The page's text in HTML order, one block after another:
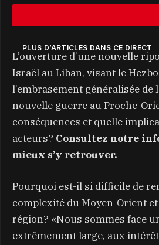
PLUS D’ARTICLES DANS CE DIRECT
L’ouverture d’une nouvelle
Israël au Liban, visant le
l’embrasement généralisée de
nouvelle guerre au Proche-
conséquences et quelle
acteurs? Consultez notre
mieux s’y retrouver.
Pourquoi est-il si difficile de
complexité du Moyen-Orient
région? «Nous sommes face
extrêmement large, aux